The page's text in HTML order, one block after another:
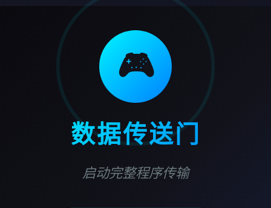
🎮
数据传送门
启动完整程序传输